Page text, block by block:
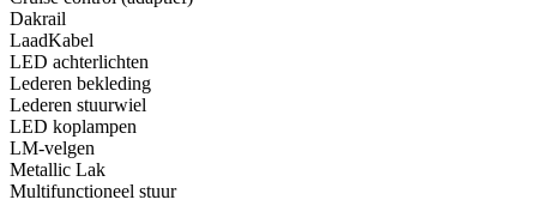
Dakrail
LaadKabel
LED achterlichten
Lederen bekleding
Lederen stuurwiel
LED koplampen
LM-velgen
Metallic Lak
Multifunctioneel stuur